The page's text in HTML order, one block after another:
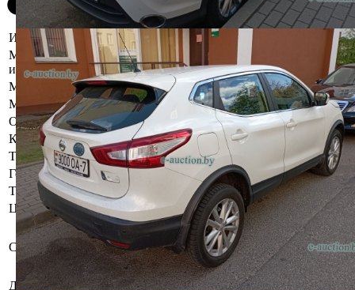
Информация о предмете торгов
Местоположение
имущества
Минская область, Минский р-н, г. Заславль,
ул. Луговая,9
Марка
Nissan
Модель
Qashqai
Объем двигателя 2.0 л
Коробка передач
Автоматическая
Тип кузова
Внедорожник
Год выпуска
2016
Тип двигателя
Бензин
Цвет
Белый
Состояние
Бывшее в употреблении, при
инструментальном контроле, диагностике,
разборке возможно выявление скрытых
дефектов
Должник
Самойлова Татьяна Анатольевна